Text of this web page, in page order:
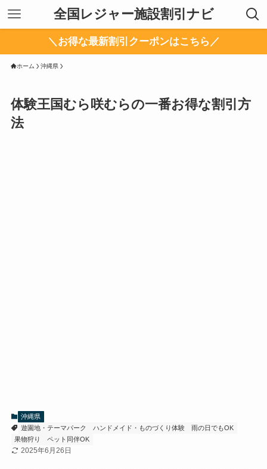
全国レジャー施設割引ナビ
＼お得な最新割引クーポンはこちら／
ホーム 沖縄県
体験王国むら咲むらの一番お得な割引方
法
沖縄県
遊園地・テーマパーク
ハンドメイド・ものづくり体験
雨の日でもOK
果物狩り
ペット同伴OK
2025年6月26日